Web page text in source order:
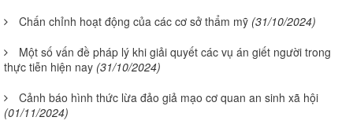
Chấn chỉnh hoạt động của các cơ sở thẩm mỹ (31/10/2024)
Một số vấn đề pháp lý khi giải quyết các vụ án giết người trong
thực tiễn hiện nay (31/10/2024)
Cảnh báo hình thức lừa đảo giả mạo cơ quan an sinh xã hội
(01/11/2024)